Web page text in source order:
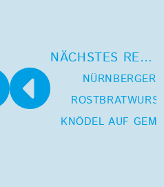
NÄCHSTES REZEPT
NÜRNBERGER
KNÖDEL AUF